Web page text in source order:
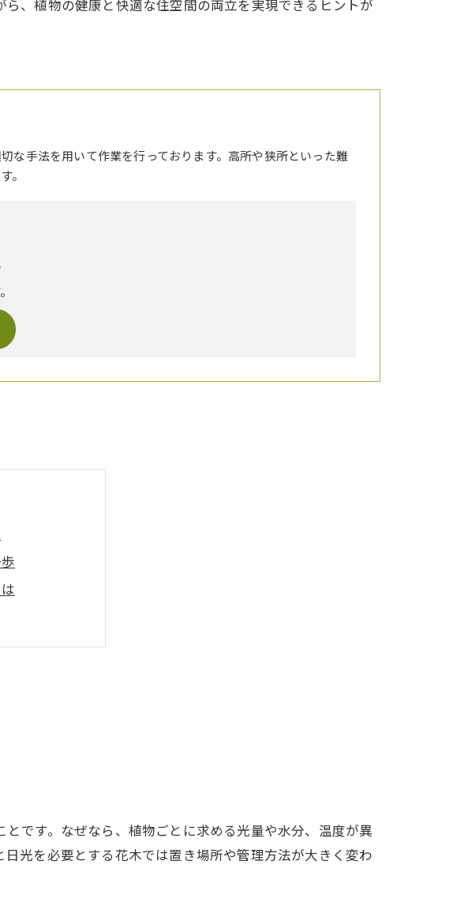
、植物の健康と快適な住空間の両立を実現できるヒントが
な手法を用いて作業を行っております。高所や狭所といった難
。
ント
ング
ンス法
です。なぜなら、植物ごとに求める光量や水分、温度が異
光を必要とする花木では置き場所や管理方法が大きく変わ